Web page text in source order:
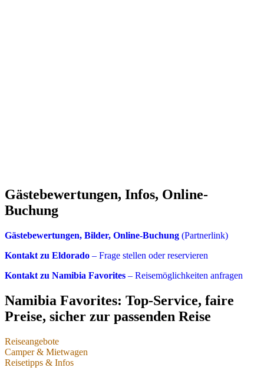
Gästebewertungen, Infos, Online-
Buchung
Gästebewertungen, Bilder, Online-Buchung (Partnerlink)
Kontakt zu Eldorado – Frage stellen oder reservieren
Kontakt zu Namibia Favorites – Reisemöglichkeiten anfragen
Namibia Favorites: Top-Service, faire
Preise, sicher zur passenden Reise
Namibia-Reisen & einzelne Leistungen
Reiseangebote
Camper & Mietwagen
Reisetipps & Infos